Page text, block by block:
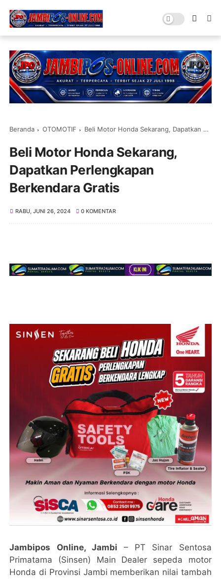
Beranda OTOMOTIF Beli Motor Honda Sekarang, Dapatkan Perlengkapan Berkendara Gratis
Beli Motor Honda Sekarang,
Dapatkan Perlengkapan
Berkendara Gratis
RABU, JUNI 26, 2024 0 KOMENTAR
Jambipos Online, Jambi – PT Sinar Sentosa
Primatama (Sinsen) Main Dealer sepeda motor
Honda di Provinsi Jambi memberikan nilai tambah